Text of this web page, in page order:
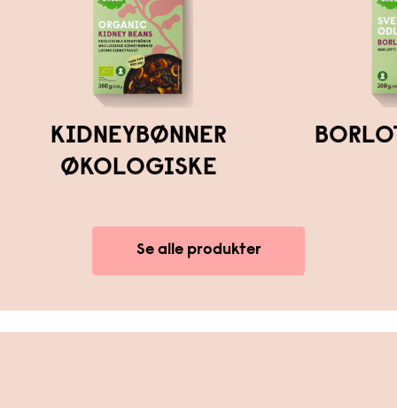
KIDNEYBØNNER
ØKOLOGISKE
Se alle produkter